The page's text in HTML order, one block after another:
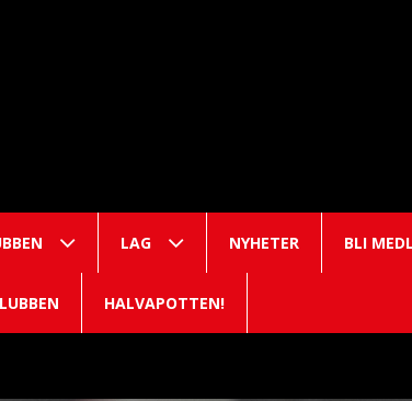
LAG NYHETER BLI
HALVAPOTTEN!